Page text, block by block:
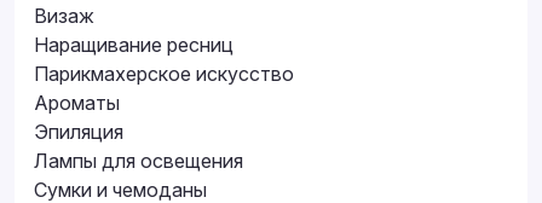
Визаж
Наращивание ресниц
Парикмахерское искусство
Ароматы
Эпиляция
Лампы для освещения
Сумки и чемоданы